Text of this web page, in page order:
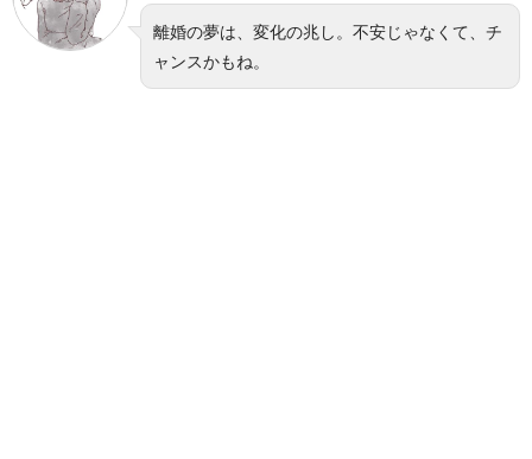
離婚の夢は、変化の兆し。不安じゃなくて、チ
ャンスかもね。